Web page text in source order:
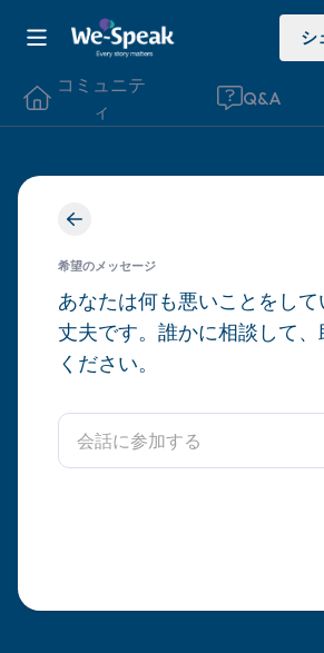
シ
コミュニテ
ィ
Q&A
希望のメッセージ
あなたは何も悪いことをし
丈夫です。誰かに相談して、
ください。
座り心地の良い場所を見つ
目を軽く閉じて、深呼吸を
から息を吸い（3つ数え）、
きます（3つ数え）。さあ、
りを見回してください。以
見えるもの5つ（部屋の中と